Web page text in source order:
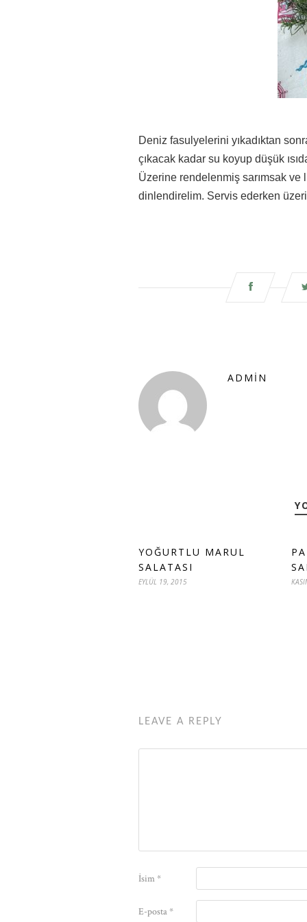
Deniz fasulyelerini yıkadıktan
çıkacak kadar su koyup düşük
Üzerine rendelenmiş sarımsak ve
dinlendirelim. Servis ederken
ADMIN
YOĞURTLU MARUL
SALATASI
EYLÜL 19, 2015
LEAVE A REPLY
İsim*
E-posta*